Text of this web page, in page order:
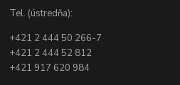
Tel. (ústredňa):
+421 2 444 50 266-7
+421 2 444 52 812
+421 917 620 984